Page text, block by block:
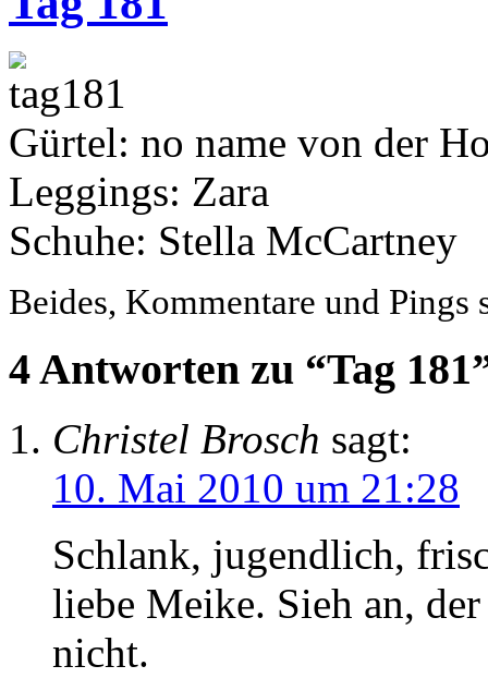
Gürtel: no name von der
Leggings: Zara
Schuhe: Stella McCartney
Beides, Kommentare und Pings
4 Antworten zu “Tag
Christel Brosch sagt:
10. Mai 2010 um 21:28
Schlank, jugendlich,
liebe Meike. Sieh an,
nicht.